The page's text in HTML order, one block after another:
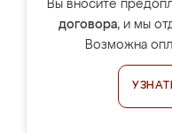
Вы вносите
договора, и мы
Возможна